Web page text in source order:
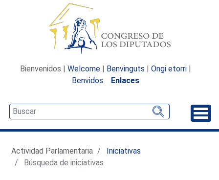
Bienvenidos | Welcome | Benvinguts | Ongi etorri |
Benvidos
Enlaces
Actividad Parlamentaria
Iniciativas
Búsqueda de iniciativas